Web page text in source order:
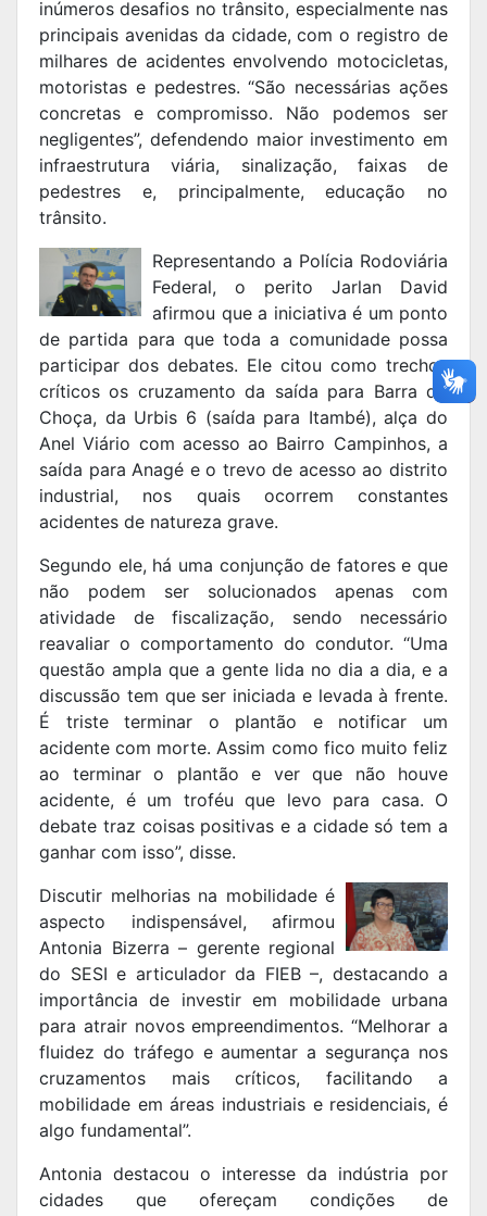
inúmeros desafios no trânsito, especialmente nas
principais avenidas da cidade, com o registro de
milhares de acidentes envolvendo motocicletas,
motoristas e pedestres. “São necessárias ações
concretas e compromisso. Não podemos ser
negligentes”, defendendo maior investimento em
infraestrutura viária, sinalização, faixas de
pedestres e, principalmente, educação no
trânsito.
Representando a Polícia Rodoviária
Federal, o perito Jarlan David
afirmou que a iniciativa é um ponto
de partida para que toda a comunidade possa
participar dos debates. Ele citou como trechos
críticos os cruzamento da saída para Barra do
Choça, da Urbis 6 (saída para Itambé), alça do
Anel Viário com acesso ao Bairro Campinhos, a
saída para Anagé e o trevo de acesso ao distrito
industrial, nos quais ocorrem constantes
acidentes de natureza grave.
Segundo ele, há uma conjunção de fatores e que
não podem ser solucionados apenas com
atividade de fiscalização, sendo necessário
reavaliar o comportamento do condutor. “Uma
questão ampla que a gente lida no dia a dia, e a
discussão tem que ser iniciada e levada à frente.
É triste terminar o plantão e notificar um
acidente com morte. Assim como fico muito feliz
ao terminar o plantão e ver que não houve
acidente, é um troféu que levo para casa. O
debate traz coisas positivas e a cidade só tem a
ganhar com isso”, disse.
Discutir melhorias na mobilidade é
aspecto indispensável, afirmou
Antonia Bizerra – gerente regional
do SESI e articulador da FIEB –, destacando a
importância de investir em mobilidade urbana
para atrair novos empreendimentos. “Melhorar a
fluidez do tráfego e aumentar a segurança nos
cruzamentos mais críticos, facilitando a
mobilidade em áreas industriais e residenciais, é
algo fundamental”.
Antonia destacou o interesse da indústria por
cidades que ofereçam condições de